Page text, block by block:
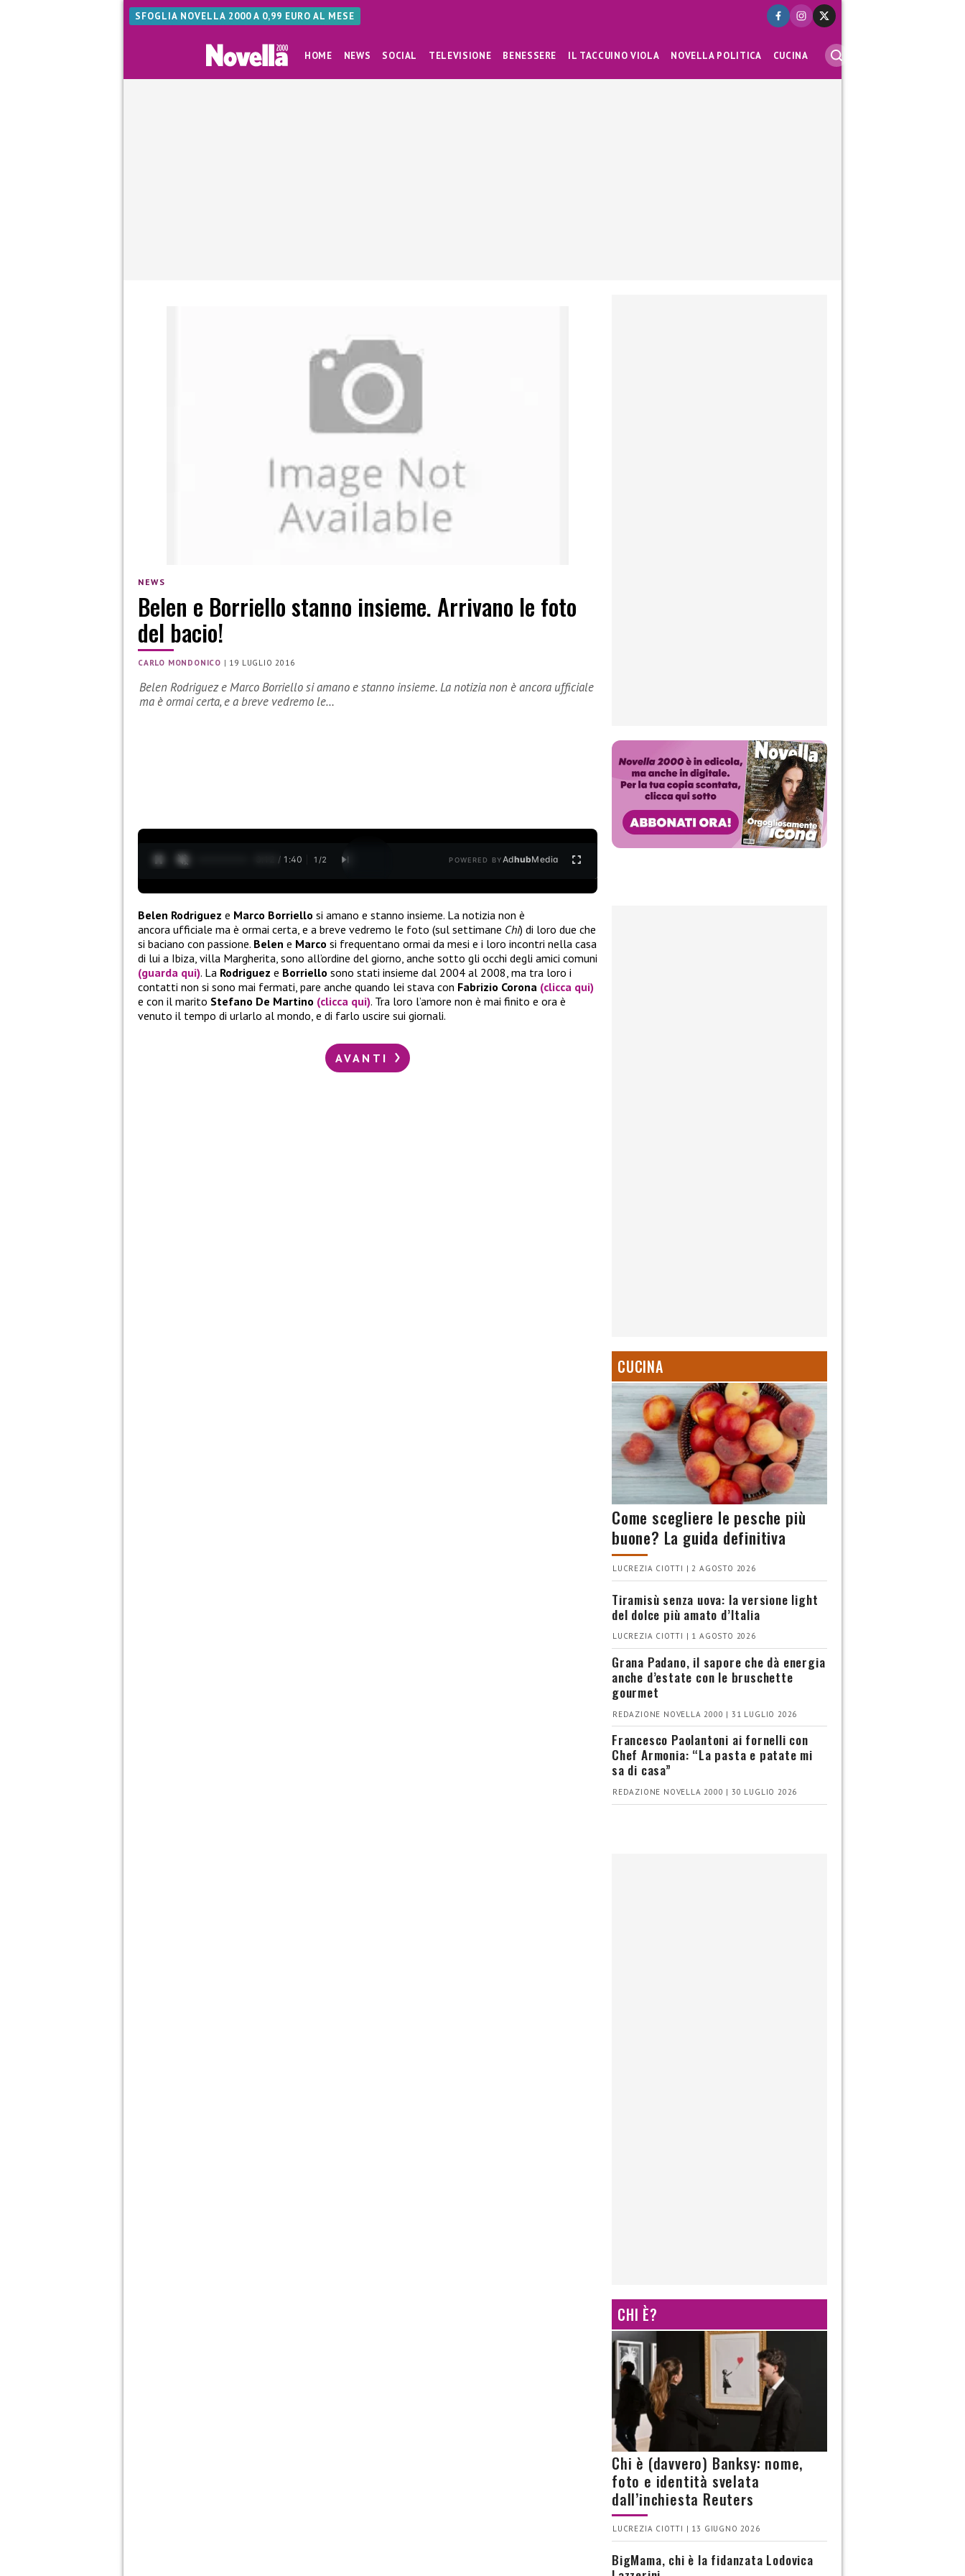
SFOGLIA NOVELLA 2000 A 0,99 EURO AL MESE
HOME NEWS SOCIAL TELEVISIONE BENESSERE IL TACCUINO VIOLA NOVELLA POLITICA CUCINA
NEWS
Belen e Borriello stanno insieme. Arrivano le foto
del bacio!
CARLO MONDONICO | 19 LUGLIO 2016
Belen Rodriguez e Marco Borriello si amano e stanno insieme. La notizia non è ancora ufficiale
ma è ormai certa, e a breve vedremo le…
0:13 / 1:40 1 /2 POWERED BYAdhubMedia
Belen Rodriguez e Marco Borriello si amano e stanno insieme. La notizia non è
ancora ufficiale ma è ormai certa, e a breve vedremo le foto (sul settimane Chi) di loro due che
si baciano con passione. Belen e Marco si frequentano ormai da mesi e i loro incontri nella casa
di lui a Ibiza, villa Margherita, sono all’ordine del giorno, anche sotto gli occhi degli amici comuni
(guarda qui). La Rodriguez e Borriello sono stati insieme dal 2004 al 2008, ma tra loro i
contatti non si sono mai fermati, pare anche quando lei stava con Fabrizio Corona (clicca qui)
e con il marito Stefano De Martino (clicca qui). Tra loro l’amore non è mai finito e ora è
venuto il tempo di urlarlo al mondo, e di farlo uscire sui giornali.
AVANTI
CUCINA
Come scegliere le pesche più
buone? La guida definitiva
LUCREZIA CIOTTI | 2 AGOSTO 2026
Tiramisù senza uova: la versione light
del dolce più amato d’Italia
LUCREZIA CIOTTI | 1 AGOSTO 2026
Grana Padano, il sapore che dà energia
anche d’estate con le bruschette
gourmet
REDAZIONE NOVELLA 2000 | 31 LUGLIO 2026
Francesco Paolantoni ai fornelli con
Chef Armonia: “La pasta e patate mi
sa di casa”
REDAZIONE NOVELLA 2000 | 30 LUGLIO 2026
CHI È?
Chi è (davvero) Banksy: nome,
foto e identità svelata
dall’inchiesta Reuters
LUCREZIA CIOTTI | 13 GIUGNO 2026
BigMama, chi è la fidanzata Lodovica